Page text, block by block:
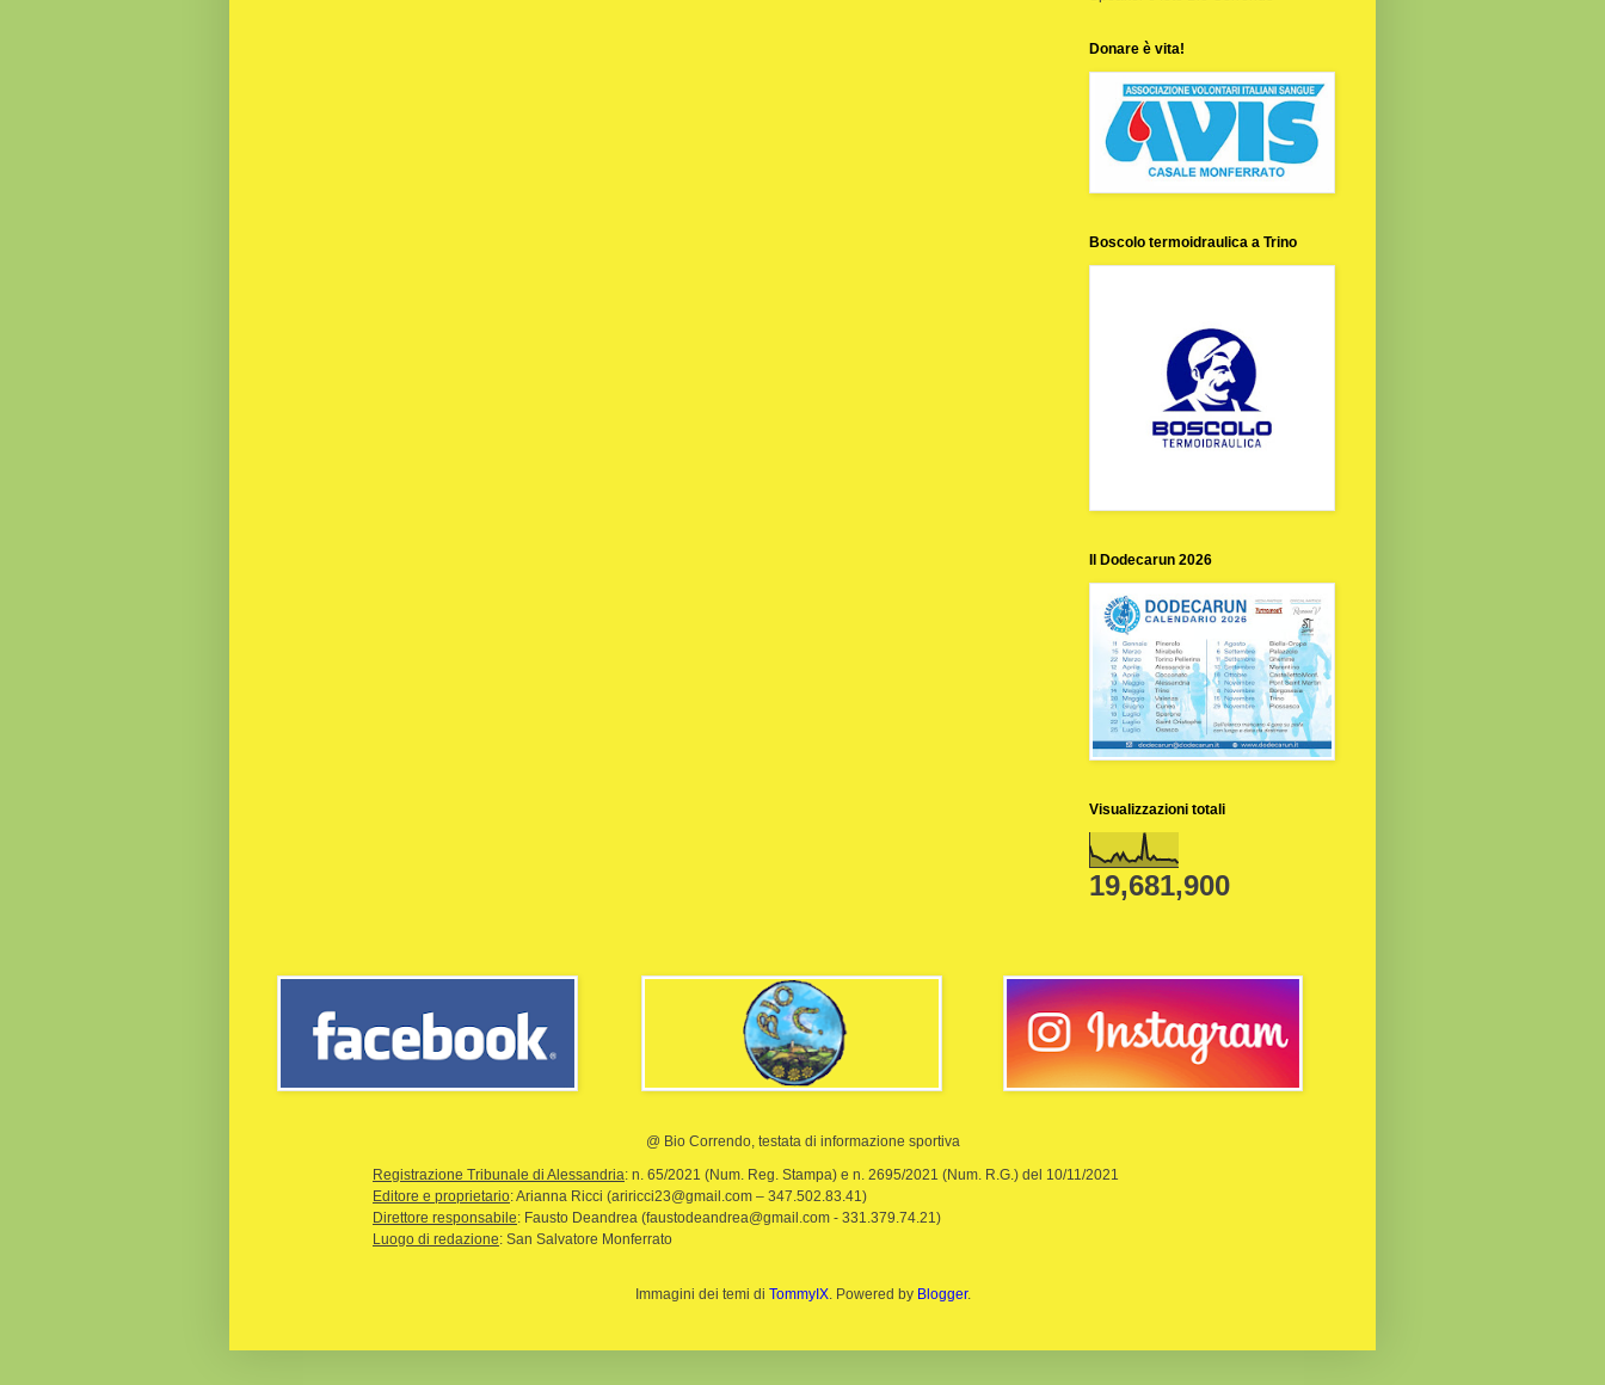
Donare è vita!
Boscolo termoidraulica a Trino
Il Dodecarun 2026
Visualizzazioni totali
19,681,900
@ Bio Correndo, testata di informazione sportiva
Registrazione Tribunale di Alessandria: n. 65/2021 (Num. Reg. Stampa) e n. 2695/2021 (Num. R.G.) del 10/11/2021
Editore e proprietario: Arianna Ricci (ariricci23@gmail.com – 347.502.83.41)
Direttore responsabile: Fausto Deandrea (faustodeandrea@gmail.com - 331.379.74.21)
Luogo di redazione: San Salvatore Monferrato
Immagini dei temi di TommyIX. Powered by Blogger.